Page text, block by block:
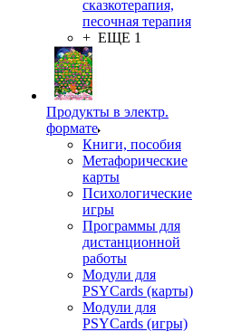
сказкотерапия,
песочная терапия
+ ЕЩЕ 1
Продукты в электр.
формате
Книги, пособия
Метафорические
карты
Психологические
игры
Программы для
дистанционной
работы
Модули для
PSYCards (карты)
Модули для
PSYCards (игры)